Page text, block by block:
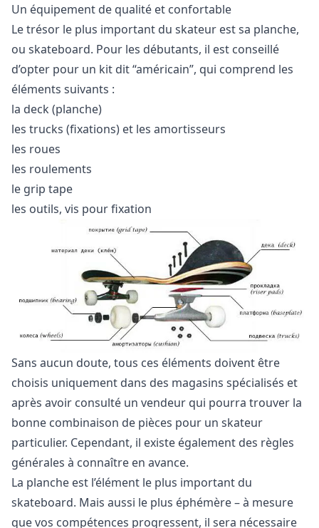
Un équipement de qualité et confortable
Le trésor le plus important du skateur est sa planche,
ou skateboard. Pour les débutants, il est conseillé
d’opter pour un kit dit “américain”, qui comprend les
éléments suivants :
la deck (planche)
les trucks (fixations) et les amortisseurs
les roues
les roulements
le grip tape
les outils, vis pour fixation
Sans aucun doute, tous ces éléments doivent être
choisis uniquement dans des magasins spécialisés et
après avoir consulté un vendeur qui pourra trouver la
bonne combinaison de pièces pour un skateur
particulier. Cependant, il existe également des règles
générales à connaître en avance.
La planche est l’élément le plus important du
skateboard. Mais aussi le plus éphémère – à mesure
que vos compétences progressent, il sera nécessaire